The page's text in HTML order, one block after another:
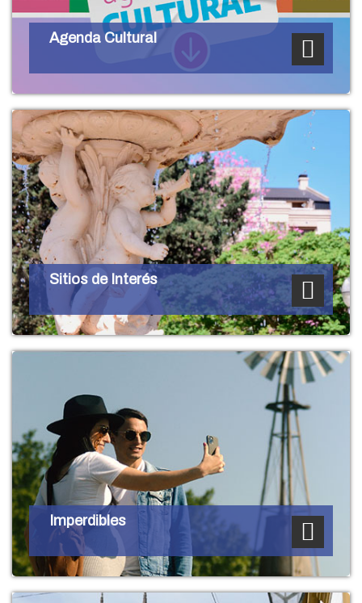
Agenda Cultural
Sitios de Interés
Imperdibles